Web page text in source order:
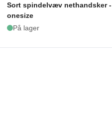
Sort spindelvæv nethandsker -
onesize
På lager